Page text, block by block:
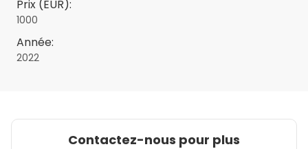
Prix (EUR):
1000
Année:
2022
Contactez-nous pour plus